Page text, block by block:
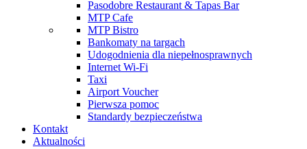
Pasodobre Restaurant & Tapas Bar
MTP Cafe
MTP Bistro
Bankomaty na targach
Udogodnienia dla niepełnosprawnych
Internet Wi-Fi
Taxi
Airport Voucher
Pierwsza pomoc
Standardy bezpieczeństwa
Kontakt
Aktualności